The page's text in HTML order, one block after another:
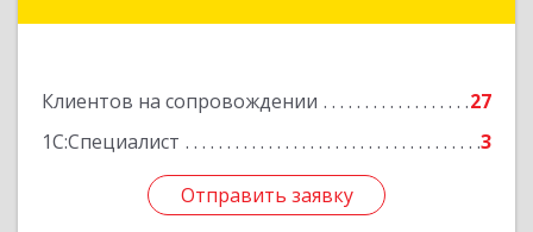
Клиентов на сопровождении
27
1С:Специалист
3
Отправить заявку
Отправить заявку